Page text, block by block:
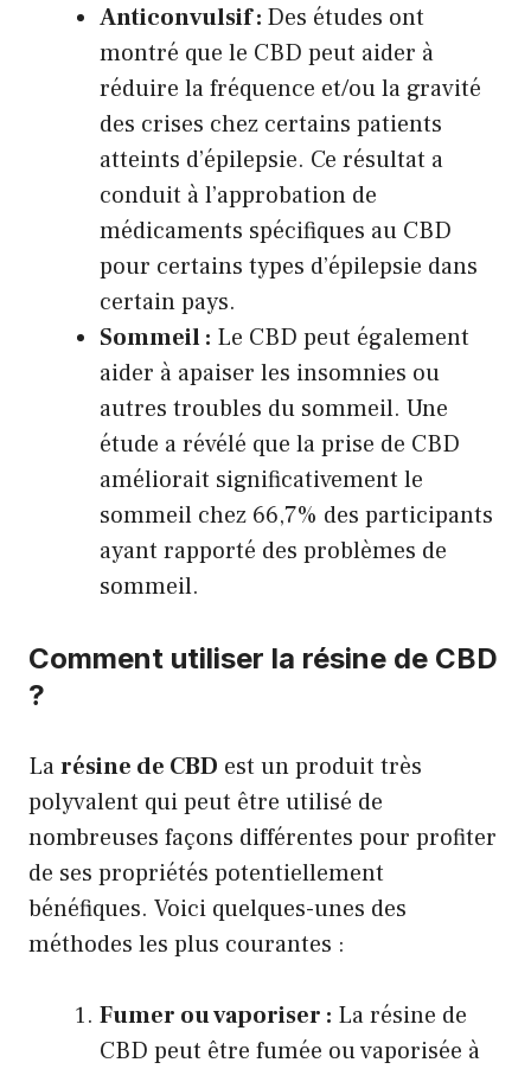
Anticonvulsif : Des études ont
montré que le CBD peut aider à
réduire la fréquence et/ou la gravité
des crises chez certains patients
atteints d’épilepsie. Ce résultat a
conduit à l’approbation de
médicaments spécifiques au CBD
pour certains types d’épilepsie dans
certain pays.
Sommeil : Le CBD peut également
aider à apaiser les insomnies ou
autres troubles du sommeil. Une
étude a révélé que la prise de CBD
améliorait significativement le
sommeil chez 66,7% des participants
ayant rapporté des problèmes de
sommeil.
Comment utiliser la résine de CBD
?
Larésine de CBD est un produit très
polyvalent qui peut être utilisé de
nombreuses façons différentes pour profiter
de ses propriétés potentiellement
bénéfiques. Voici quelques-unes des
méthodes les plus courantes :
Fumer ou vaporiser : La résine de
CBD peut être fumée ou vaporisée à